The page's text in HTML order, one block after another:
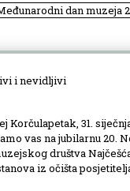
dan muzeja
i nevidljivi
Korčulapetak, 31.
vas na jubilarnu 20.
društva
iz očišta